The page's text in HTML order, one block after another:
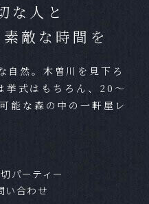
一部お断りする場合
ご相談ください。
ますか？
1ヶ月程度でも可能で
柄が良い日は人気で
な人と
敵な時間を
自然。木曽川を見下ろ
式はもちろん、20～
能な森の中の一軒屋レ
パーティー
い合わせ